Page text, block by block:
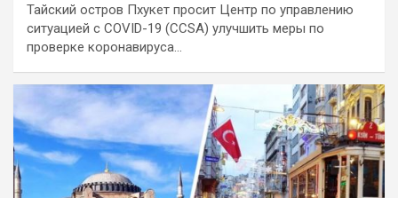
Тайский остров Пхукет просит Центр по управлению
ситуацией с COVID-19 (CCSA) улучшить меры по
проверке коронавируса…